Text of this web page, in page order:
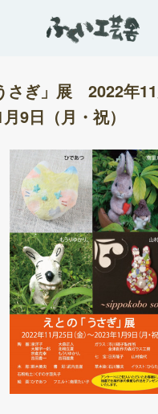
さぎ」展 2022年11
9日（月・祝）